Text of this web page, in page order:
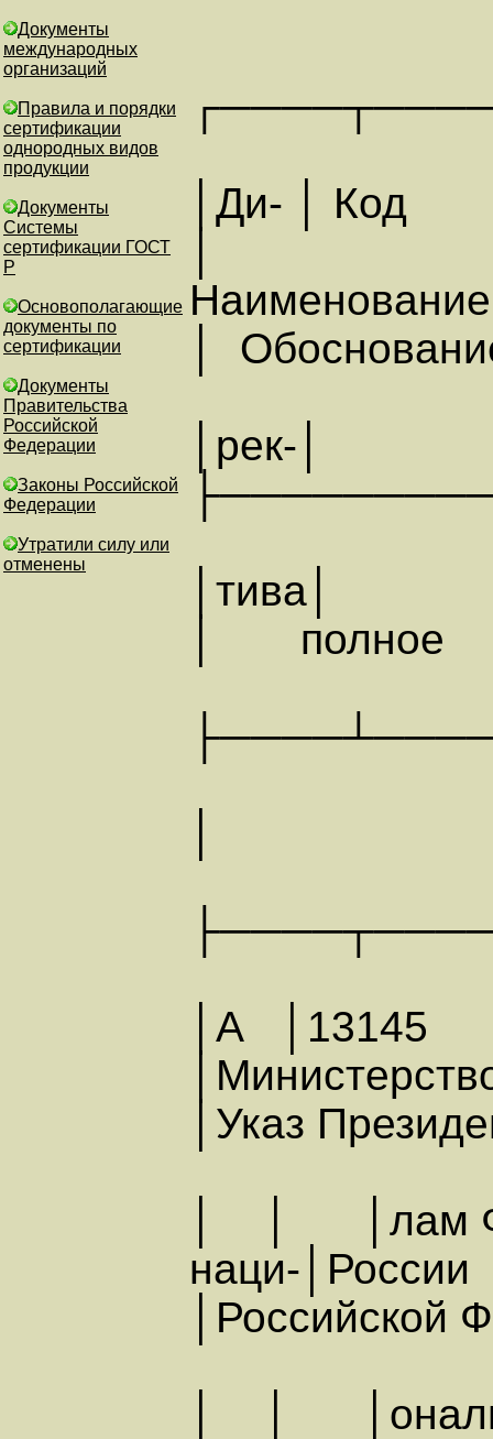
Документы
международных
организаций
Правила и порядки
сертификации
однородных видов
продукции
Документы
Системы
сертификации ГОСТ
Р
Основополагающие
документы по
сертификации
Документы
Правительства
Российской
Федерации
Законы Российской
Федерации
Утратили силу или
отменены
│Ди- │ Код
│
│рек-│
│тива│
│
│А │13145
│Указ
│ │ │лам
наци-
│Российской
│ │